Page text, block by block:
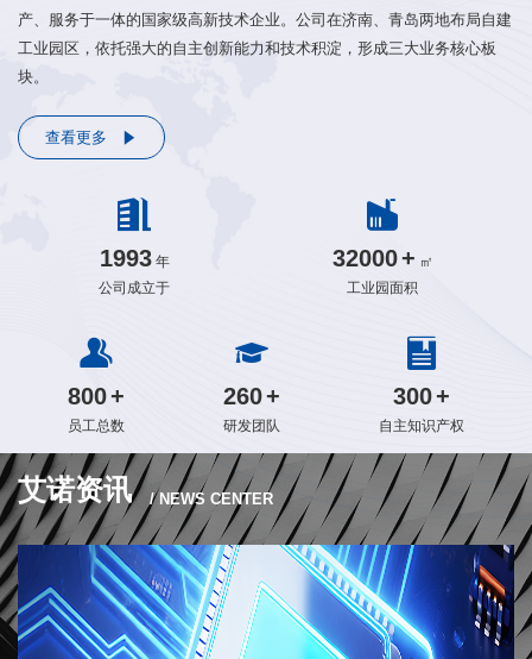
产、服务于一体的国家级高新技术企业。公司在济南、青岛两地布局自建
工业园区，依托强大的自主创新能力和技术积淀，形成三大业务核心板
块。
查看更多
1993年
公司成立于
32000+ ㎡
工业园面积
800+
员工总数
260+
研发团队
300+
自主知识产权
艾诺资讯 / NEWS CENTER